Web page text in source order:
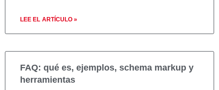
LEE EL ARTÍCULO »
FAQ: qué es, ejemplos, schema markup y
herramientas